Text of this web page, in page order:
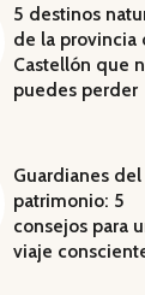
5 destinos
de la provincia
Castellón que
puedes perder
Guardianes del
patrimonio: 5
consejos para
viaje